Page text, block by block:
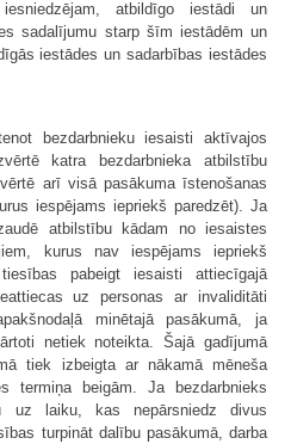
atbildīgo iestādi un
sadalījumu starp šīm iestādēm un
iestādes un sadarbības iestādes
bezdarbnieku iesaisti aktīvajos
katra bezdarbnieka atbilstību
arī visā pasākuma īstenošanas
iespējams iepriekš paredzēt). Ja
atbilstību kādam no iesaistes
kurus nav iespējams iepriekš
pabeigt iesaisti attiecīgajā
uz personas ar invaliditāti
minētajā pasākumā, ja
netiek noteikta. Šajā gadījumā
tiek izbeigta ar nākamā mēneša
termiņa beigām. Ja bezdarbnieks
uz laiku, kas nepārsniedz divus
turpināt dalību pasākumā, darba